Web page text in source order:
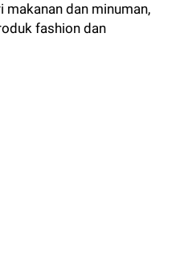
makanan dan minuman,
fashion dan